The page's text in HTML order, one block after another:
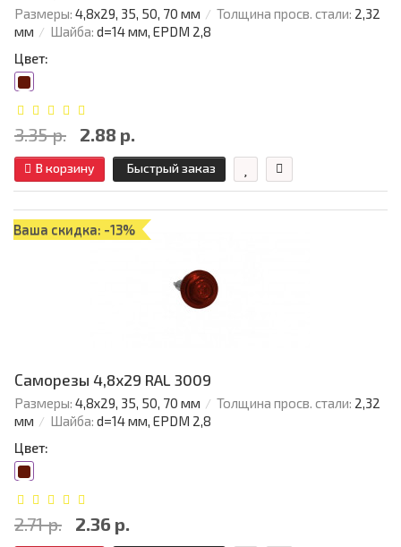
Размеры: 4,8х29, 35, 50, 70 мм Толщина просв. стали: 2,32
мм
Шайба: d=14 мм, EPDM 2,8
Цвет:
3.35 р. 2.88 р.
В корзину Быстрый заказ
Ваша скидка: -13%
Саморезы 4,8х29 RAL 3009
Размеры: 4,8х29, 35, 50, 70 мм Толщина просв. стали: 2,32
мм
Шайба: d=14 мм, EPDM 2,8
Цвет:
2.71 р. 2.36 р.